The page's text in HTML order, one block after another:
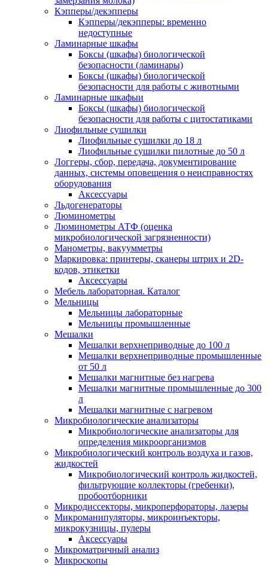
Кэпперы/декэпперы
Кэпперы/декэпперы: временно
недоступные
Ламинарные шкафы
Боксы (шкафы) биологической
безопасности (ламинары)
Боксы (шкафы) биологической
безопасности для работы с животными
Ламинарные шкафыи
Боксы (шкафы) биологической
безопасности для работы с цитостатиками
Лиофильные сушилки
Лиофильные сушилки до 18 л
Лиофильные сушилки пилотные до 50 л
Логгеры, сбор, передача, документирование
данных, системы оповещения о неисправностях
оборудования
Аксессуары
Льдогенераторы
Люминометры
Люминометры АТФ (оценка
микробиологической загрязненности)
Манометры, вакуумметры
Маркировка: принтеры, сканеры штрих и 2D-
кодов, этикетки
Аксессуары
Мебель лабораторная. Каталог
Мельницы
Мельницы лабораторные
Мельницы промышленные
Мешалки
Мешалки верхнеприводные до 100 л
Мешалки верхнеприводные промышленные
от 50 л
Мешалки магнитные без нагрева
Мешалки магнитные промышленные до 300
л
Мешалки магнитные с нагревом
Микробиологические анализаторы
Микробиологические анализаторы для
определения микроорганизмов
Микробиологический контроль воздуха и газов,
жидкостей
Микробиологический контроль жидкостей,
фильтрующие коллекторы (гребенки),
пробоотборники
Микродиссекторы, микроперфораторы, лазеры
Микроманипуляторы, микроинъекторы,
микрокузницы, пулеры
Аксессуары
Микроматричный анализ
Микроскопы